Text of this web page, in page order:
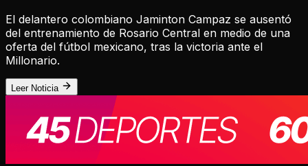
El delantero colombiano Jaminton Campaz se ausentó
del entrenamiento de Rosario Central en medio de una
oferta del fútbol mexicano, tras la victoria ante el
Millonario.
Leer Noticia